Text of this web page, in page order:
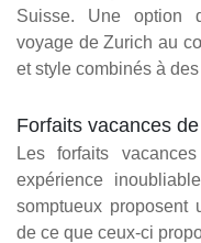
Suisse. Une option
voyage de Zurich au
et style combinés à
Forfaits vacances
Les forfaits
expérience
somptueux proposent
de ce que ceux-ci